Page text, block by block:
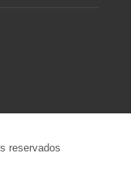
reservados